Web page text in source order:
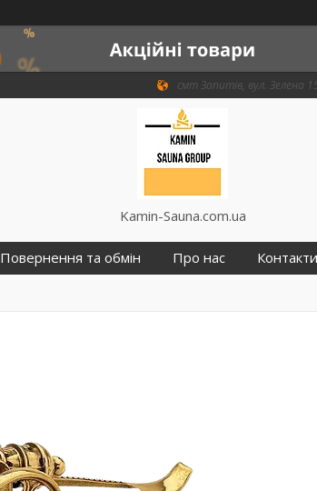
смт Запитів, вул. Зелена
Kamin-Sauna.com.ua
Повернення та обмін Про нас Контакти